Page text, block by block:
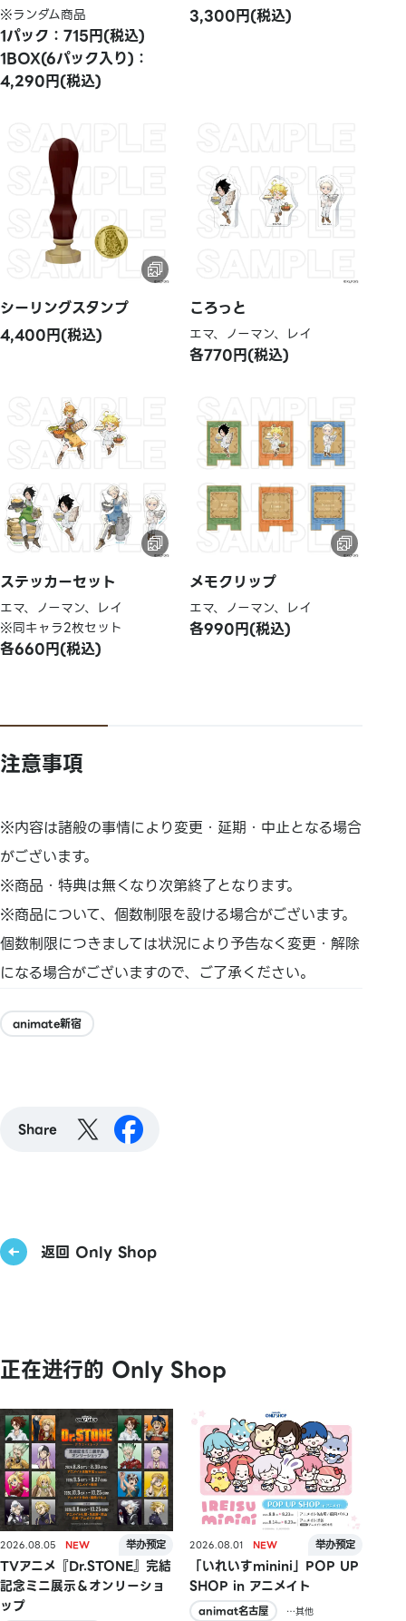
※ランダム商品
1パック：715円(税込)
1BOX(6パック入り)：
4,290円(税込)
3,300円(税込)
シーリングスタンプ
4,400円(税込)
ころっと
エマ、ノーマン、レイ
各770円(税込)
ステッカーセット
エマ、ノーマン、レイ
※同キャラ2枚セット
各660円(税込)
メモクリップ
エマ、ノーマン、レイ
各990円(税込)
注意事項
※内容は諸般の事情により変更・延期・中止となる場合
がございます。
※商品・特典は無くなり次第終了となります。
※商品について、個数制限を設ける場合がございます。
個数制限につきましては状況により予告なく変更・解除
になる場合がございますので、ご了承ください。
animate新宿
Share
返回 Only Shop
正在进行的 Only Shop
2026.08.05
TVアニメ『Dr.STONE』完結
記念ミニ展示＆オンリーショ
ップ
2026.08.01
「いれいすminini」POP UP
SHOP in アニメイト
animat名古屋
…其他